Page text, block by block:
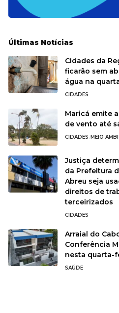
Últimas Notícias
Cidades da
ficarão sem
água na
CIDADES
Maricá emite
de vento até
CIDADES MEIO
Justiça
da Prefeitura
Abreu seja
direitos de
terceirizados
CIDADES
Arraial do
Conferência
nesta quarta-
SAÚDE